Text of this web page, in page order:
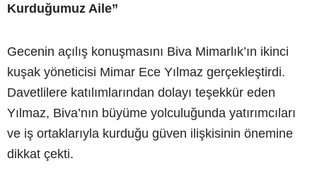
Kurduğumuz Aile”
Gecenin açılış konuşmasını Biva Mimarlık’ın ikinci
kuşak yöneticisi Mimar Ece Yılmaz gerçekleştirdi.
Davetlilere katılımlarından dolayı teşekkür eden
Yılmaz, Biva’nın büyüme yolculuğunda yatırımcıları
ve iş ortaklarıyla kurduğu güven ilişkisinin önemine
dikkat çekti.